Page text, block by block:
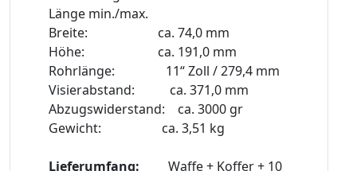
Länge min./max.
Breite: ca. 74,0 mm
Höhe: ca. 191,0 mm
Rohrlänge: 11“ Zoll / 279,4 mm
Visierabstand: ca. 371,0 mm
Abzugswiderstand: ca. 3000 gr
Gewicht: ca. 3,51 kg
Lieferumfang:
Waffe + Koffer + 10